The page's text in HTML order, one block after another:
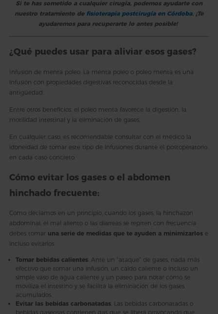
Si te has sometido a cualquier cirugía, podemos ayudarte con
nuestro tratamiento de fisioterapia postcirugía en Córdoba. ¡Te
ayudaremos para recuperarte lo antes posible!
¿Qué puedes usar para aliviar esos gases?
Infusión de menta poleo. La menta poleo o poleo menta es una
infusión con propiedades digestivas reconocidas desde la
antigüedad.
Entre otros beneficios, el poleo menta favorece la digestión, la
motilidad intestinal y la eliminación de gases.
En cualquier caso, es recomendable consultar con el médico la
idoneidad de tomar este tipo de infusiones durante el postoperatorio
en cada caso concreto.
Cómo evitar los gases o el abdomen
hinchado frecuente:
Como decíamos en un principio, cuando los gases, la hinchazón
abdominal, el mal aliento o las diarreas se repiten con frecuencia
debes tomar una serie de medidas que te ayuden a minimizarlos e
incluso evitarlos.
Tomar bebidas calientes. Ante un “ataque” de gases, nada más
efectivo que tomar una infusión, un caldo caliente o incluso un
simple vaso de agua caliente y un paseo para notar cómo se
moviliza el intestino y se facilita la eliminación de los gases
acumulados.
Evitar las bebidas carbonatadas. Las bebidas carbonatadas o
bebidas gaseosas contienen gas que se libera provocando que